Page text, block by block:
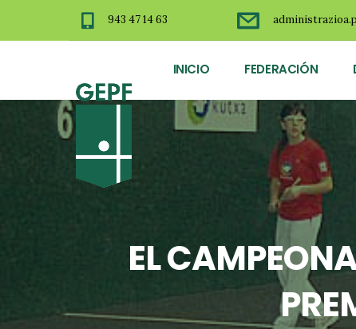
943 47 14 63
INICIO FEDERACIÓN
EL